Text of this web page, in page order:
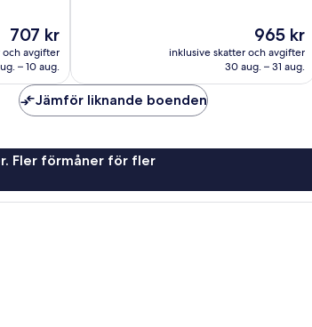
Priset
är
707 kr
707 kr
och avgifter
– 10 aug.
Priset
är
965 kr
965 kr
inklusive skatter och avgifter
30 aug. – 31 aug.
Jämför liknande boenden
Fler förmåner för fler